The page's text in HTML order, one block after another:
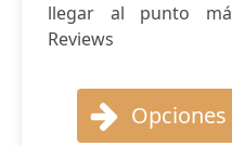
llegar al punto
Reviews